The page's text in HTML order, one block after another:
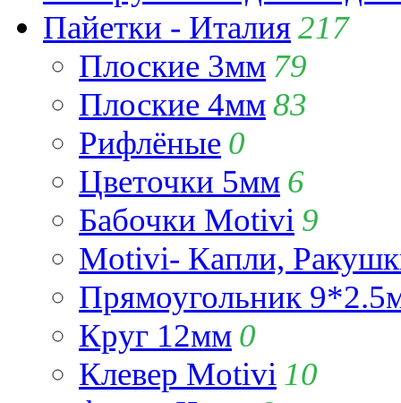
Пайетки - Италия217
Плоские 3мм 79
Плоские 4мм83
Рифлёные 0
Цветочки 5мм 6
Бабочки Motivi 9
Motivi- Капли,
Прямоугольник
Круг 12мм 0
Клевер Motivi 10